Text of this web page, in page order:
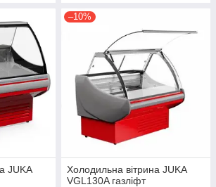
JUKA
–10%
Холодильна вітрина JUKA
VGL130A газліфт